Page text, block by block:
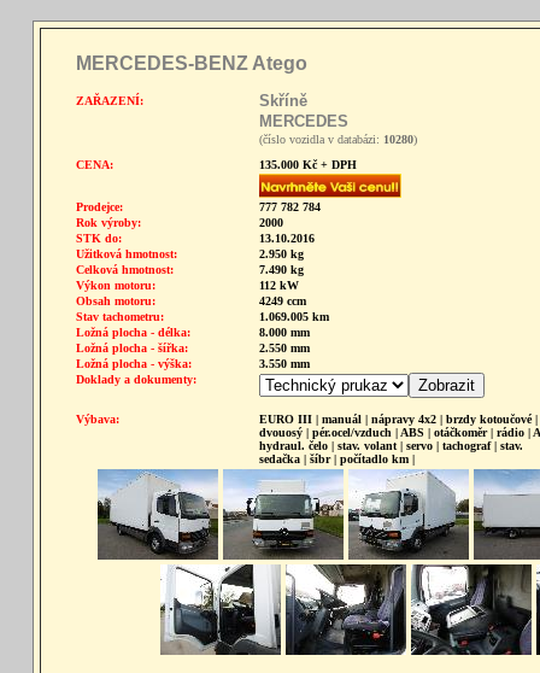
MERCEDES-BENZ Atego
ZAŘAZENÍ:
Skříně
MERCEDES
(číslo vozidla v databázi: 10280)
CENA:
135.000 Kč + DPH
Prodejce:
777 782 784
Rok výroby:
2000
STK do:
13.10.2016
Užitková hmotnost:
2.950 kg
Celková hmotnost:
7.490 kg
Výkon motoru:
112 kW
Obsah motoru:
4249 ccm
Stav tachometru:
1.069.005 km
Ložná plocha - délka:
8.000 mm
Ložná plocha - šířka:
2.550 mm
Ložná plocha - výška:
3.550 mm
Doklady a dokumenty:
Výbava:
EURO III | manuál | nápravy 4x2 | brzdy kotoučové |
dvouosý | pér.ocel/vzduch | ABS | otáčkoměr | rádio |
hydraul. čelo | stav. volant | servo | tachograf | stav.
sedačka | šíbr | počítadlo km |